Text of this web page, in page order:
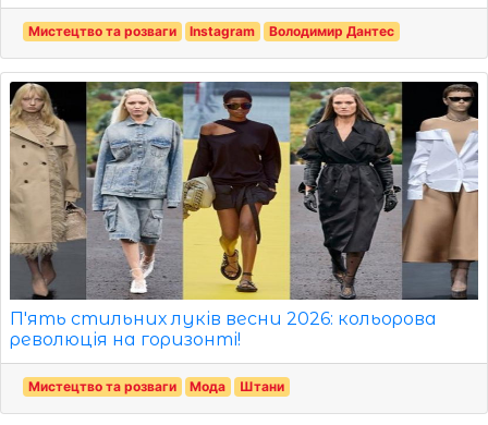
Мистецтво та розваги Instagram Володимир Дантес
П'ять стильних луків весни 2026: кольорова
революція на горизонті!
Мистецтво та розваги Мода Штани